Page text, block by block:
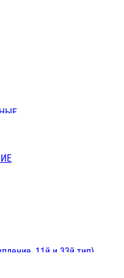
11й и 33й тип)